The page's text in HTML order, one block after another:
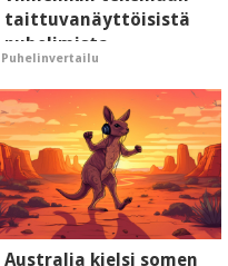
taittuvanäyttöisistä
puhelimista
supersuosittuja
Puhelinvertailu
Australia kielsi somen